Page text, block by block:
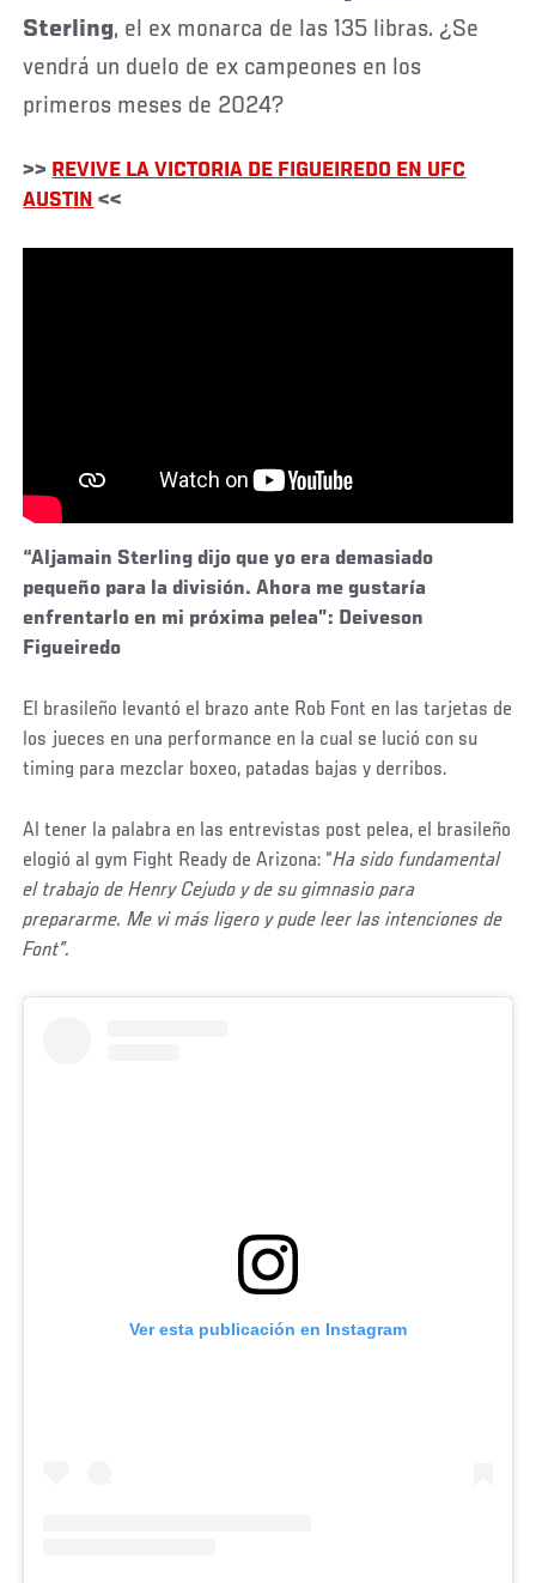
Sterling, el ex monarca de las 135 libras. ¿Se
vendrá un duelo de ex campeones en los
primeros meses de 2024?
>> REVIVE LA VICTORIA DE FIGUEIREDO EN UFC
AUSTIN <<
“Aljamain Sterling dijo que yo era demasiado
pequeño para la división. Ahora me gustaría
enfrentarlo en mi próxima pelea”: Deiveson
Figueiredo
El brasileño levantó el brazo ante Rob Font en las tarjetas de
los jueces en una performance en la cual se lució con su
timing para mezclar boxeo, patadas bajas y derribos.
Al tener la palabra en las entrevistas post pelea, el brasileño
elogió al gym Fight Ready de Arizona: “Ha sido fundamental
el trabajo de Henry Cejudo y de su gimnasio para
prepararme. Me vi más ligero y pude leer las intenciones de
Font”.
Ver esta publicación en Instagram